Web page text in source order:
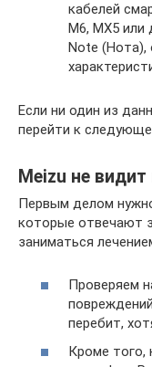
кабелей
M6, MX5
Note (Нота),
Если ни один из
перейти к
Meizu не
Первым делом
которые отвечают
заниматься
Проверяем
перебит,
Кроме того,